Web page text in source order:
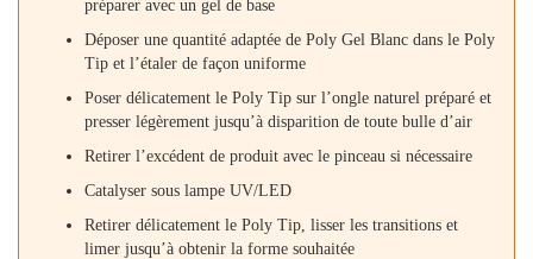
préparer avec un gel de base
Déposer une quantité adaptée de Poly Gel Blanc dans le Poly
Tip et l’étaler de façon uniforme
Poser délicatement le Poly Tip sur l’ongle naturel préparé et
presser légèrement jusqu’à disparition de toute bulle d’air
Retirer l’excédent de produit avec le pinceau si nécessaire
Catalyser sous lampe UV/LED
Retirer délicatement le Poly Tip, lisser les transitions et
limer jusqu’à obtenir la forme souhaitée